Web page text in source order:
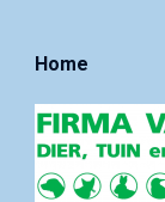
Home